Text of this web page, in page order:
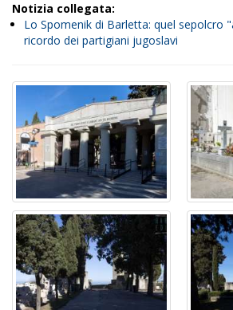
Notizia collegata:
Lo Spomenik di Barletta: quel sepolcro
ricordo dei partigiani jugoslavi